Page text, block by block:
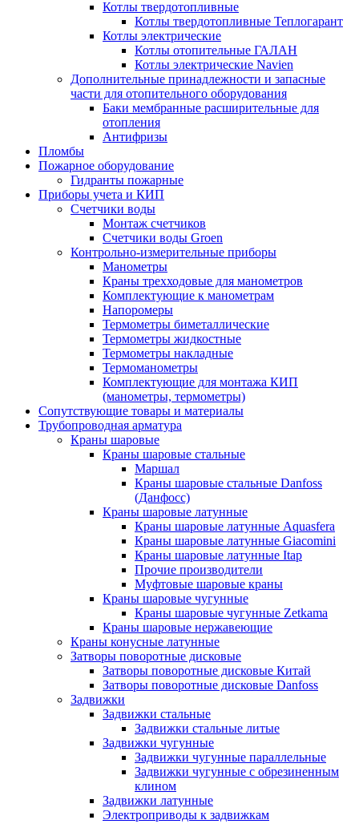
Котлы твердотопливные
Котлы твердотопливные Теплогарант
Котлы электрические
Котлы отопительные ГАЛАН
Котлы электрические Navien
Дополнительные принадлежности и запасные
части для отопительного оборудования
Баки мембранные расширительные для
отопления
Антифризы
Пломбы
Пожарное оборудование
Гидранты пожарные
Приборы учета и КИП
Счетчики воды
Монтаж счетчиков
Счетчики воды Groen
Контрольно-измерительные приборы
Манометры
Краны трехходовые для манометров
Комплектующие к манометрам
Напоромеры
Термометры биметаллические
Термометры жидкостные
Термометры накладные
Термоманометры
Комплектующие для монтажа КИП
(манометры, термометры)
Сопутствующие товары и материалы
Трубопроводная арматура
Краны шаровые
Краны шаровые стальные
Маршал
Краны шаровые стальные Danfoss
(Данфосс)
Краны шаровые латунные
Краны шаровые латунные Aquasfera
Краны шаровые латунные Giacomini
Краны шаровые латунные Itap
Прочие производители
Муфтовые шаровые краны
Краны шаровые чугунные
Краны шаровые чугунные Zetkama
Краны шаровые нержавеющие
Краны конусные латунные
Затворы поворотные дисковые
Затворы поворотные дисковые Китай
Затворы поворотные дисковые Danfoss
Задвижки
Задвижки стальные
Задвижки стальные литые
Задвижки чугунные
Задвижки чугунные параллельные
Задвижки чугунные с обрезиненным
клином
Задвижки латунные
Электроприводы к задвижкам